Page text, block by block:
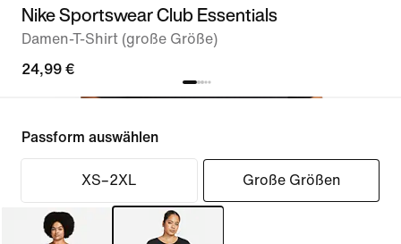
Nike Sportswear Club Essentials
Damen-T-Shirt (große Größe)
24,99 €
Passform auswählen
XS–2XL Große Größen